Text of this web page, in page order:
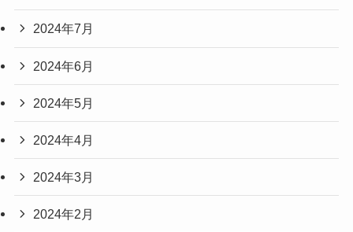
2024年7月
2024年6月
2024年5月
2024年4月
2024年3月
2024年2月